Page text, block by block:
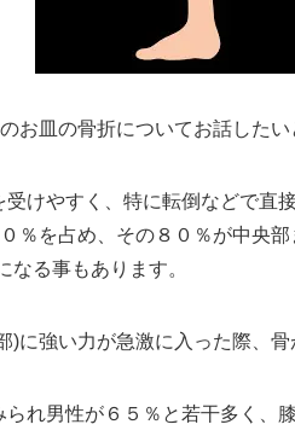
お皿の骨折についてお話したい
けやすく、特に転倒などで直
％を占め、その８０％が中央
る事もあります。
)に強い力が急激に入った際、
れ男性が６５％と若干多く、